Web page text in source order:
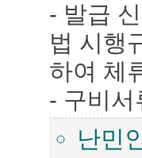
- 발급
법 시행
하여 체
- 구비서
난민